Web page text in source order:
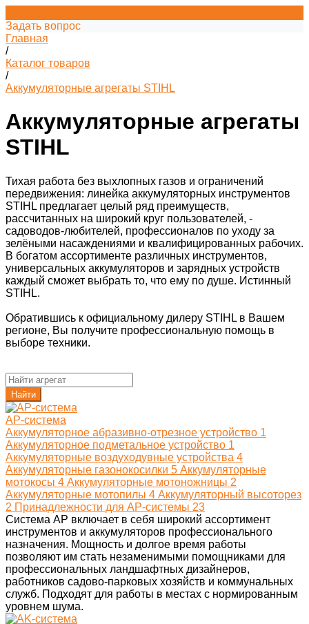
Задать вопрос
Главная
/
Каталог товаров
/
Аккумуляторные агрегаты STIHL
Аккумуляторные агрегаты
STIHL
Тихая работа без выхлопных газов и ограничений
передвижения: линейка аккумуляторных инструментов
STIHL предлагает целый ряд преимуществ,
рассчитанных на широкий круг пользователей, -
садоводов-любителей, профессионалов по уходу за
зелёными насаждениями и квалифицированных рабочих.
В богатом ассортименте различных инструментов,
универсальных аккумуляторов и зарядных устройств
каждый сможет выбрать то, что ему по душе. Истинный
STIHL.
Обратившись к официальному дилеру STIHL в Вашем
регионе, Вы получите профессиональную помощь в
выборе техники.
Найти
AP-система
Аккумуляторное абразивно-отрезное устройство 1
Аккумуляторное подметальное устройство 1
Аккумуляторные воздуходувные устройства 4
Аккумуляторные газонокосилки 5 Аккумуляторные
мотокосы 4 Аккумуляторные мотоножницы 2
Аккумуляторные мотопилы 4 Аккумуляторный высоторез
2 Принадлежности для AP-системы 23
Система АР включает в себя широкий ассортимент
инструментов и аккумуляторов профессионального
назначения. Мощность и долгое время работы
позволяют им стать незаменимыми помощниками для
профессиональных ландшафтных дизайнеров,
работников садово-парковых хозяйств и коммунальных
служб. Подходят для работы в местах с нормированным
уровнем шума.